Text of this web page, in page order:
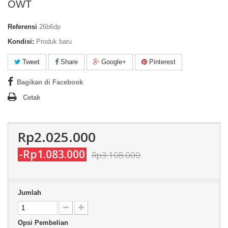
OWT
Referensi 26b6dp
Kondisi: Produk baru
Tweet Share Google+ Pinterest
Bagikan di Facebook
Cetak
Rp2.025.000
-Rp1.083.000 Rp3.108.000
Jumlah
Opsi Pembelian